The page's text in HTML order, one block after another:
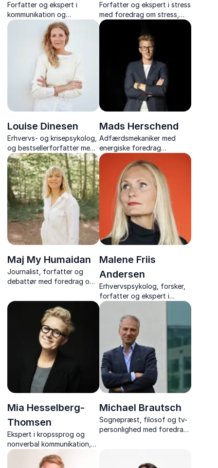
Forfatter og ekspert i
kommunikation og
konflikthåndtering som med
nærvær og konkrete
værktøjer guider mennesker
og teams gennem konflikter
mod konstruktiv udvikling
Forfatter og ekspert i stress
med foredrag om stress,
trivsel og arbejdsglæde,
hvor humor og konkrete
redskaber går hånd i hånd.
Louise Dinesen
Erhvervs- og krisepsykolog,
og bestsellerforfatter med
foredrag om ledertrivsel,
arbejdskultur, risikoledelse
og transitioner i
organisationer.
Mads Herschend
Adfærdsmekaniker med
energiske foredrag
om psykologisk tryghed,
samarbejde, trivsel og
ledelse, med konkrete
værktøjer, som I kan
implementere i jeres
hverdag.
Maj My Humaidan
Journalist, forfatter og
debattør med foredrag om
bæredygtige valg og modet
til at leve anderledes.
Malene Friis
Andersen
Erhvervspsykolog, forsker,
forfatter og ekspert i
trivsel, stress, ledelse og
arbejdsmiljø.
Mia Hesselberg-
Thomsen
Ekspert i kropssprog og
nonverbal kommunikation,
sceneinstruktør og
Cand.pæd.
Michael Brautsch
Sognepræst, filosof og tv-
personlighed med foredrag